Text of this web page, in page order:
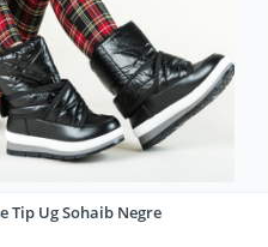
Tip Ug Sohaib Negre